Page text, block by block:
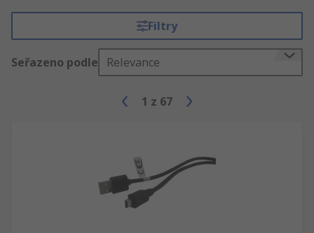
Filtry
Seřazeno podle Relevance
1 z 67